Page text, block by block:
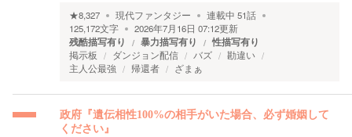
★8,327 現代ファンタジー 連載中 51話
125,172文字 2026年7月16日 07:12更新
残酷描写有り 暴力描写有り 性描写有り
掲示板 ダンジョン配信 バズ
勘違い
主人公最強
帰還者 ざまぁ
政府『遺伝相性100%の相手がいた場合、必ず婚姻して
ください』